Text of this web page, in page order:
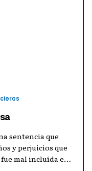
sentencia que
y perjuicios que
mal incluída en